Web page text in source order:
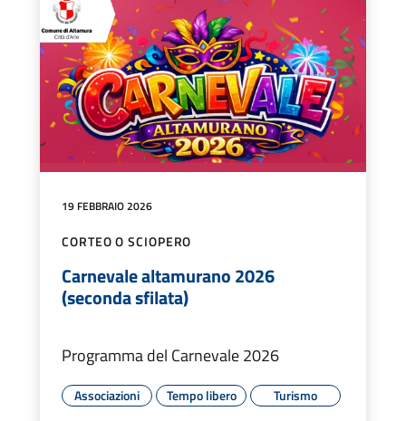
19 FEBBRAIO 2026
CORTEO O SCIOPERO
Carnevale altamurano 2026
(seconda sfilata)
Programma del Carnevale 2026
Associazioni Tempo libero Turismo